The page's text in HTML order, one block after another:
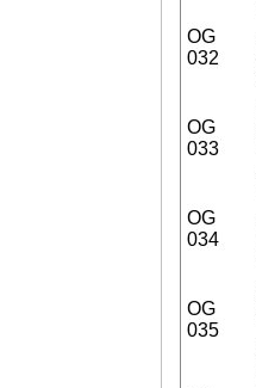
OG
032
OG
033
OG
034
OG
035